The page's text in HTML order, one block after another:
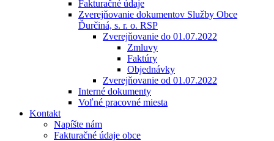
Fakturačné údaje
Zverejňovanie dokumentov Služby Obce
Ďurčiná, s. r. o. RSP
Zverejňovanie do 01.07.2022
Zmluvy
Faktúry
Objednávky
Zverejňovanie od 01.07.2022
Interné dokumenty
Voľné pracovné miesta
Kontakt
Napíšte nám
Fakturačné údaje obce